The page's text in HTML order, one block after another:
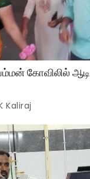
கோவிலில் ஆடி
Kaliraj